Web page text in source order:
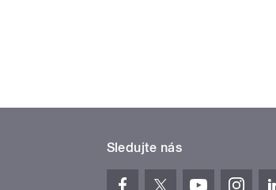
Sledujte nás